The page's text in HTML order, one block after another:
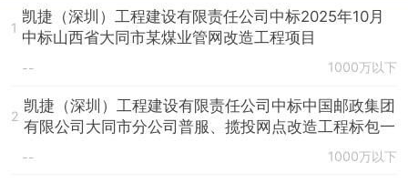
1
凯捷（深圳）工程建设有限责任公司中标2025年10月
中标山西省大同市某煤业管网改造工程项目
-- 1000万以下
2
凯捷（深圳）工程建设有限责任公司中标中国邮政集团
有限公司大同市分公司普服、揽投网点改造工程标包一
-- 1000万以下